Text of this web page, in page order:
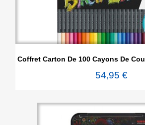
Coffret Carton De 100 Cayons De
54,95 €